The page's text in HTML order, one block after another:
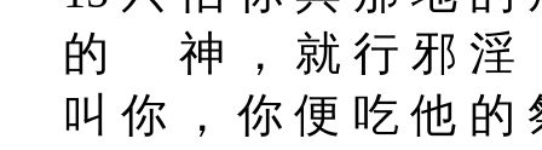
的 神 ， 就 行 邪 淫
叫 你 ， 你 便 吃 他